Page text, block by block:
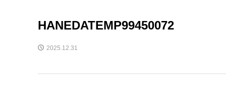
HANEDATEMP99450072
2025.12.31